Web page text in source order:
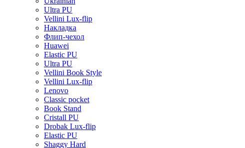
Ultra PU
Vellini Lux-flip
Накладка
Флип-чехол
Huawei
Elastic PU
Ultra PU
Vellini Book Style
Vellini Lux-flip
Lenovo
Classic pocket
Book Stand
Cristall PU
Drobak Lux-flip
Elastic PU
Shaggy Hard